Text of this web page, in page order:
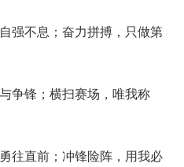
强不息；奋力拼搏，只做第
争锋；横扫赛场，唯我称
往直前；冲锋险阵，用我必